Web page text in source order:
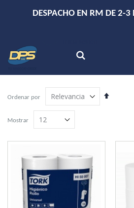
DESPACHO EN RM DE 2-3
Ordenar por
Establecer
Mostrar